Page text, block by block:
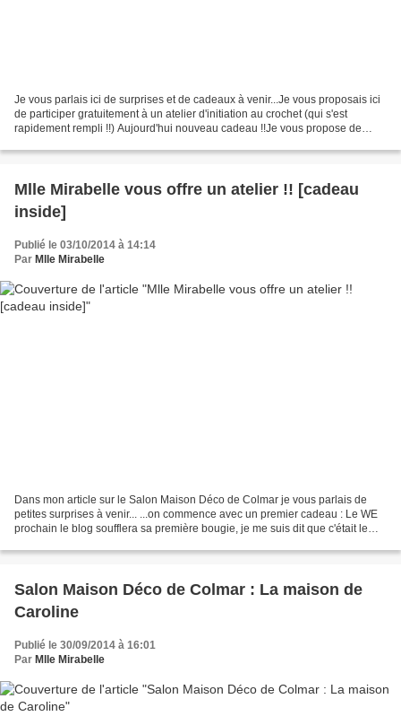
Je vous parlais ici de surprises et de cadeaux à venir...Je vous proposais ici
de participer gratuitement à un atelier d'initiation au crochet (qui s'est
rapidement rempli !!) Aujourd'hui nouveau cadeau !!Je vous propose de
Mlle Mirabelle vous offre un atelier !! [cadeau
inside]
Publié le 03/10/2014 à 14:14
Par Mlle Mirabelle
Dans mon article sur le Salon Maison Déco de Colmar je vous parlais de
petites surprises à venir... ...on commence avec un premier cadeau : Le WE
prochain le blog soufflera sa première bougie, je me suis dit que c'était le
Salon Maison Déco de Colmar : La maison de
Caroline
Publié le 30/09/2014 à 16:01
Par Mlle Mirabelle